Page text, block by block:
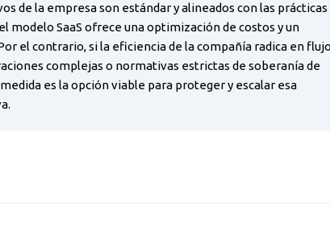
de la empresa son estándar y alineados con las prácticas
modelo SaaS ofrece una optimización de costos y un
el contrario, si la eficiencia de la compañía radica en
complejas o normativas estrictas de soberanía de
es la opción viable para proteger y escalar esa